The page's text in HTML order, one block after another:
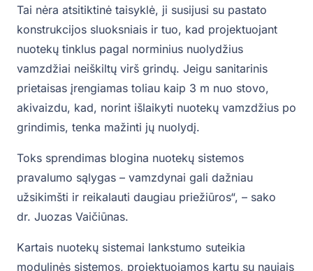
Tai nėra atsitiktinė taisyklė, ji susijusi su pastato
konstrukcijos sluoksniais ir tuo, kad projektuojant
nuotekų tinklus pagal norminius nuolydžius
vamzdžiai neiškiltų virš grindų. Jeigu sanitarinis
prietaisas įrengiamas toliau kaip 3 m nuo stovo,
akivaizdu, kad, norint išlaikyti nuotekų vamzdžius po
grindimis, tenka mažinti jų nuolydį.
Toks sprendimas blogina nuotekų sistemos
pravalumo sąlygas – vamzdynai gali dažniau
užsikimšti ir reikalauti daugiau priežiūros“, – sako
dr. Juozas Vaičiūnas.
Kartais nuotekų sistemai lankstumo suteikia
modulinės sistemos, projektuojamos kartu su naujais